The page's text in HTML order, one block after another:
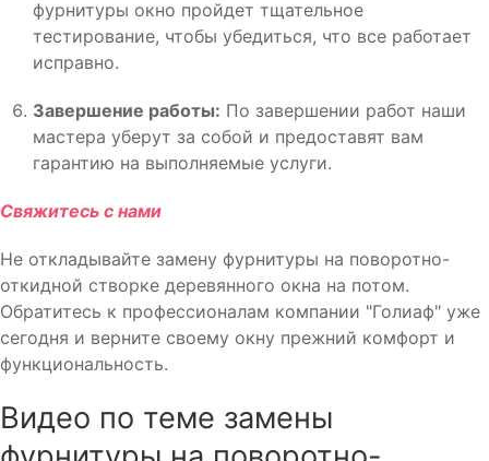
фурнитуры окно пройдет тщательное
тестирование, чтобы убедиться, что все работает
исправно.
Завершение работы: По завершении работ наши
мастера уберут за собой и предоставят вам
гарантию на выполняемые услуги.
Свяжитесь с нами
Не откладывайте замену фурнитуры на поворотно-
откидной створке деревянного окна на потом.
Обратитесь к профессионалам компании "Голиаф" уже
сегодня и верните своему окну прежний комфорт и
функциональность.
Видео по теме замены